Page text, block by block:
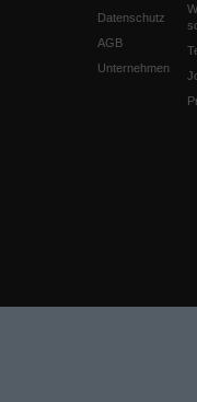
Datenschutz
AGB
Unternehmen